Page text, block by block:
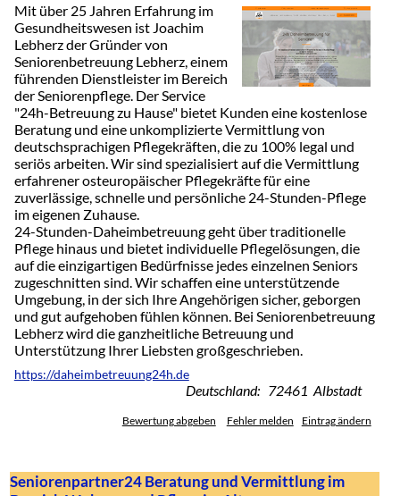
Mit über 25 Jahren Erfahrung im
Gesundheitswesen ist Joachim
Lebherz der Gründer von
Seniorenbetreuung Lebherz, einem
führenden Dienstleister im Bereich
der Seniorenpflege. Der Service
"24h-Betreuung zu Hause" bietet Kunden eine kostenlose
Beratung und eine unkomplizierte Vermittlung von
deutschsprachigen Pflegekräften, die zu 100% legal und
seriös arbeiten. Wir sind spezialisiert auf die Vermittlung
erfahrener osteuropäischer Pflegekräfte für eine
zuverlässige, schnelle und persönliche 24-Stunden-Pflege
im eigenen Zuhause.
24-Stunden-Daheimbetreuung geht über traditionelle
Pflege hinaus und bietet individuelle Pflegelösungen, die
auf die einzigartigen Bedürfnisse jedes einzelnen Seniors
zugeschnitten sind. Wir schaffen eine unterstützende
Umgebung, in der sich Ihre Angehörigen sicher, geborgen
und gut aufgehoben fühlen können. Bei Seniorenbetreuung
Lebherz wird die ganzheitliche Betreuung und
Unterstützung Ihrer Liebsten großgeschrieben.
https://daheimbetreuung24h.de
Deutschland: 72461 Albstadt
Bewertung abgeben Fehler melden Eintrag ändern
Seniorenpartner24 Beratung und Vermittlung im